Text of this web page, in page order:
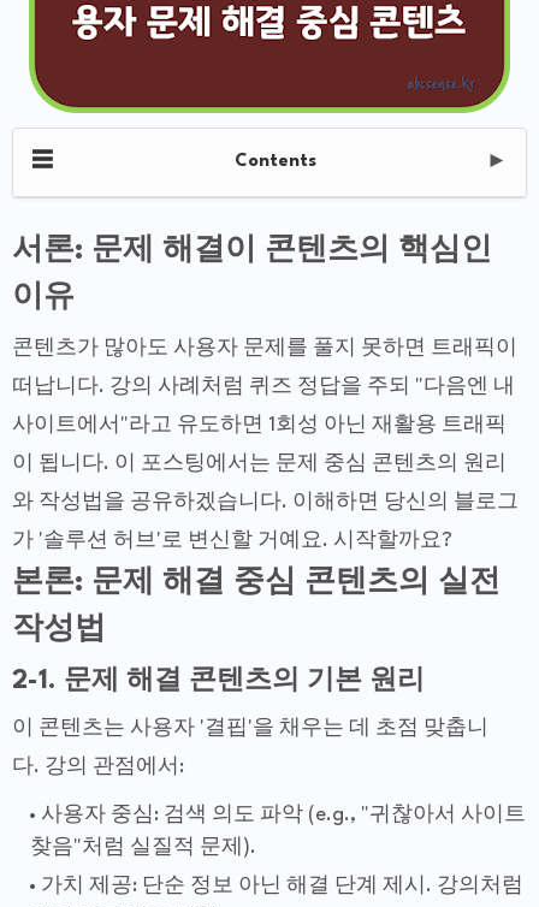
☰ Contents ►
서론: 문제 해결이 콘텐츠의 핵심인
이유
콘텐츠가 많아도 사용자 문제를 풀지 못하면 트래픽이
떠납니다. 강의 사례처럼 퀴즈 정답을 주되 "다음엔 내
사이트에서"라고 유도하면 1회성 아닌 재활용 트래픽
이 됩니다. 이 포스팅에서는 문제 중심 콘텐츠의 원리
와 작성법을 공유하겠습니다. 이해하면 당신의 블로그
가 '솔루션 허브'로 변신할 거예요. 시작할까요?
본론: 문제 해결 중심 콘텐츠의 실전
작성법
2-1. 문제 해결 콘텐츠의 기본 원리
이 콘텐츠는 사용자 '결핍'을 채우는 데 초점 맞춥니
다. 강의 관점에서:
사용자 중심: 검색 의도 파악 (e.g., "귀찮아서 사이트
찾음"처럼 실질적 문제).
가치 제공: 단순 정보 아닌 해결 단계 제시. 강의처럼